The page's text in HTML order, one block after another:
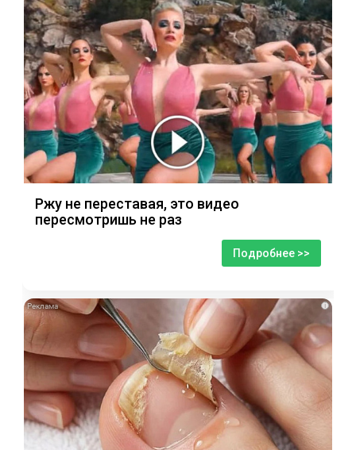
Ржу не переставая, это видео
пересмотришь не раз
Подробнее >>
i